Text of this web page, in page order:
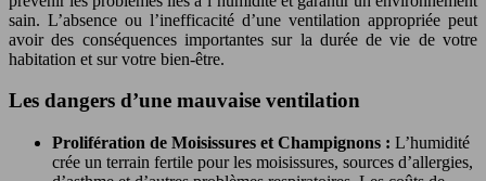
sain. L’absence ou l’inefficacité d’une ventilation appropriée peut
avoir des conséquences importantes sur la durée de vie de votre
habitation et sur votre bien-être.
Les dangers d’une mauvaise ventilation
Prolifération de Moisissures et Champignons : L’humidité
crée un terrain fertile pour les moisissures, sources d’allergies,